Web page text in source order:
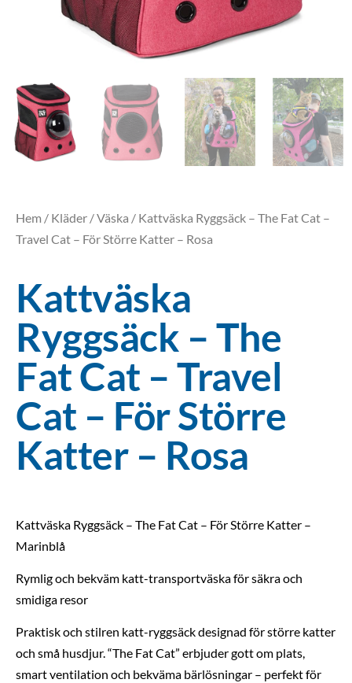
Hem / Kläder /Väska / Kattväska Ryggsäck – The Fat Cat –
Travel Cat – För Större Katter – Rosa
Kattväska
Ryggsäck – The
Fat Cat – Travel
Cat – För Större
Katter – Rosa
Kattväska Ryggsäck – The Fat Cat – För Större Katter –
Marinblå
Rymlig och bekväm katt-transportväska för säkra och
smidiga resor
Praktisk och stilren katt-ryggsäck designad för större katter
och små husdjur. “The Fat Cat” erbjuder gott om plats,
smart ventilation och bekväma bärlösningar – perfekt för